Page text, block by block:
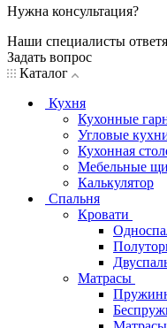
Нужна консультация?
Наши специалисты
Задать вопрос
Каталог
Кухня
Кухонные
Угловые
Кухонная
Мебельные
Калькулятор
Спальня
Кровати
Матрасы